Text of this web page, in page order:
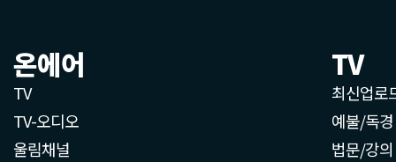
온에어
TV
TV-오디오
울림채널
TV
최신업로
예불/독경
법문/강의